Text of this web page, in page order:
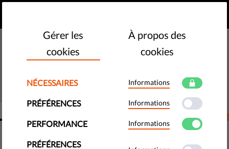
Gérer les
cookies
À propos des
cookies
NÉCESSAIRES Informations
PRÉFÉRENCES Informations
PERFORMANCE Informations
PRÉFÉRENCES